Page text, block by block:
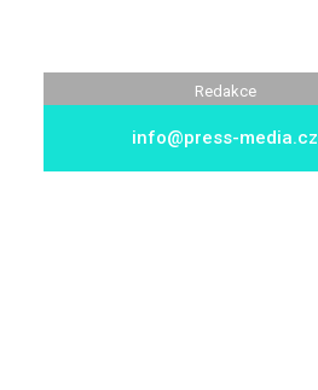
Redakce
info@press-media.cz